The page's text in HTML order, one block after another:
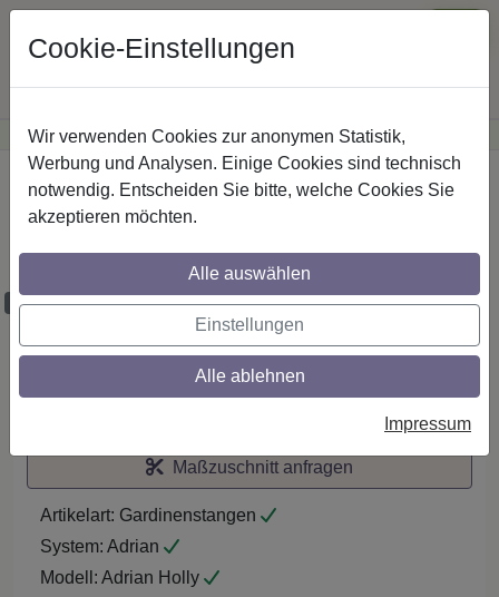
Günstige Versandkosteninnerhalb Österreichs· Sichere Zahlung
Startseite
Stilg. 16 mm 1-lfg. Adrian Holly 520 cm
Silbergrau/Nussbaum
Maßzuschnitt möglich
Maßzuschnitt anfragen
Artikelart: Gardinenstangen
System: Adrian
Modell: Adrian Holly
Cookie-Einstellungen
Wir verwenden Cookies zur anonymen Statistik,
Werbung und Analysen. Einige Cookies sind technisch
notwendig. Entscheiden Sie bitte, welche Cookies Sie
akzeptieren möchten.
Alle auswählen
Einstellungen
Alle ablehnen
Impressum